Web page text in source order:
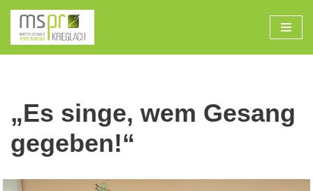
Zum
Inhalt
„Es singe, wem Gesang
gegeben!“